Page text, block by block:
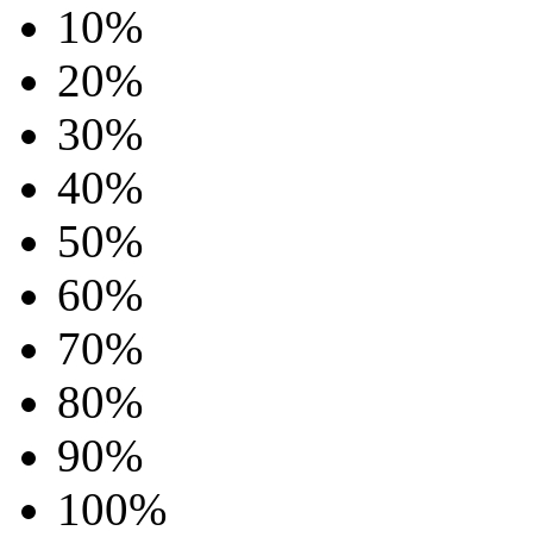
10%
20%
30%
40%
50%
60%
70%
80%
90%
100%